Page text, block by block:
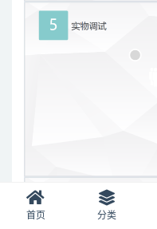
首页 分类